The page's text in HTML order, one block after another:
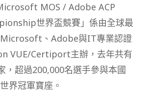
MOS / Adobe ACP
世界盃競賽」係由全球最
、Adobe與IT專業認證
VUE/Certiport主辦，去年共有
，超過200,000名選手參與本國
界冠軍寶座。